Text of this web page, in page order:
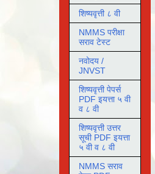
शिष्यवृत्ती ८ वी
NMMS परीक्षा
सराव टेस्ट
नवोदय /
JNVST
शिष्यवृत्ती पेपर्स
PDF इयत्ता ५ वी
व ८ वी
शिष्यवृत्ती उत्तर
सूची PDF इयत्ता
५ वी व ८ वी
NMMS सराव